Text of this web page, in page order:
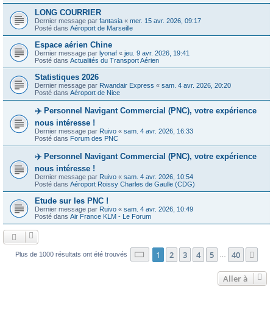
LONG COURRIER
Dernier message par fantasia « mer. 15 avr. 2026, 09:17
Posté dans Aéroport de Marseille
Espace aérien Chine
Dernier message par lyonaf « jeu. 9 avr. 2026, 19:41
Posté dans Actualités du Transport Aérien
Statistiques 2026
Dernier message par Rwandair Express « sam. 4 avr. 2026, 20:20
Posté dans Aéroport de Nice
✈️ Personnel Navigant Commercial (PNC), votre expérience
nous intéresse !
Dernier message par Ruivo « sam. 4 avr. 2026, 16:33
Posté dans Forum des PNC
✈️ Personnel Navigant Commercial (PNC), votre expérience
nous intéresse !
Dernier message par Ruivo « sam. 4 avr. 2026, 10:54
Posté dans Aéroport Roissy Charles de Gaulle (CDG)
Etude sur les PNC !
Dernier message par Ruivo « sam. 4 avr. 2026, 10:49
Posté dans Air France KLM - Le Forum
Plus de 1000 résultats ont été trouvés Page 1sur40
1 2 3 4 5 40
Aller à